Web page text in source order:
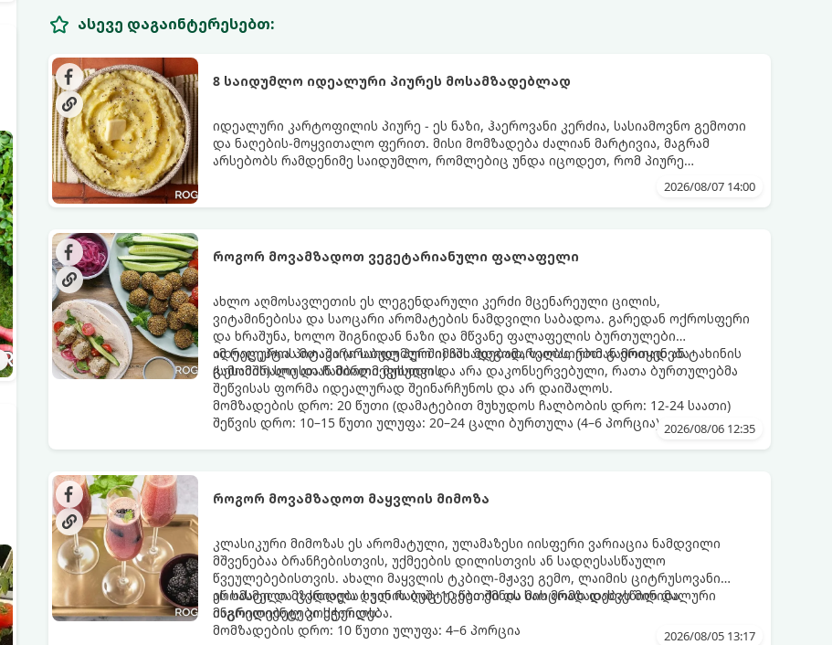
ასევე დაგაინტერესებთ:
8 საიდუმლო იდეალური პიურეს მოსამზადებლად
იდეალური კარტოფილის პიურე - ეს ნაზი, ჰაეროვანი კერძია, სასიამოვნო გემოთი
და ნაღების-მოყვითალო ფერით. მისი მომზადება ძალიან მარტივია, მაგრამ
არსებობს რამდენიმე საიდუმლო, რომლებიც უნდა იცოდეთ, რომ პიურე
2026/08/07 14:00
როგორ მოვამზადოთ ვეგეტარიანული ფალაფელი
ახლო აღმოსავლეთის ეს ლეგენდარული კერძი მცენარეული ცილის,
ვიტამინებისა და საოცარი არომატების ნამდვილი საბადოა. გარედან ოქროსფერი
და ხრაშუნა, ხოლო შიგნიდან ნაზი და მწვანე ფალაფელის ბურთულები
იდეალურია პიტაში (არაბულ პურში) ჩასადებად, სალათებთან ერთად ან ტახინის
(სესამის) სოუსთან მირთმევისთვის.
ამ რეცეპტის მთავარი საიდუმლო იმაში მდგომარეობს, რომ გამოიყენება
გამომშრალი და ჩამბალი მუხუდო და არა დაკონსერვებული, რათა ბურთულებმა
შეწვისას ფორმა იდეალურად შეინარჩუნოს და არ დაიშალოს.
მომზადების დრო: 20 წუთი (დამატებით მუხუდოს ჩალბობის დრო: 12-24 საათი)
შეწვის დრო: 10–15 წუთი ულუფა: 20–24 ცალი ბურთულა (4–6 პორცია) 2026/08/06 12:35
როგორ მოვამზადოთ მაყვლის მიმოზა
კლასიკური მიმოზას ეს არომატული, ულამაზესი იისფერი ვარიაცია ნამდვილი
მშვენებაა ბრანჩებისთვის, უქმეების დილისთვის ან სადღესასწაულო
წვეულებებისთვის. ახალი მაყვლის ტკბილ-მჟავე გემო, ლაიმის ციტრუსოვანი
არომატი და ცქრიალა ღვინის ბუშტუკები ქმნის საოცრად დახვეწილ და
მაგრილებელ კოქტეილს.
ეს სასმელი მზადდება სულ რაღაც 10 წუთში და მის მომზადებას მინიმალური
ინგრედიენტები სჭირდება.
მომზადების დრო: 10 წუთი ულუფა: 4–6 პორცია
2026/08/05 13:17